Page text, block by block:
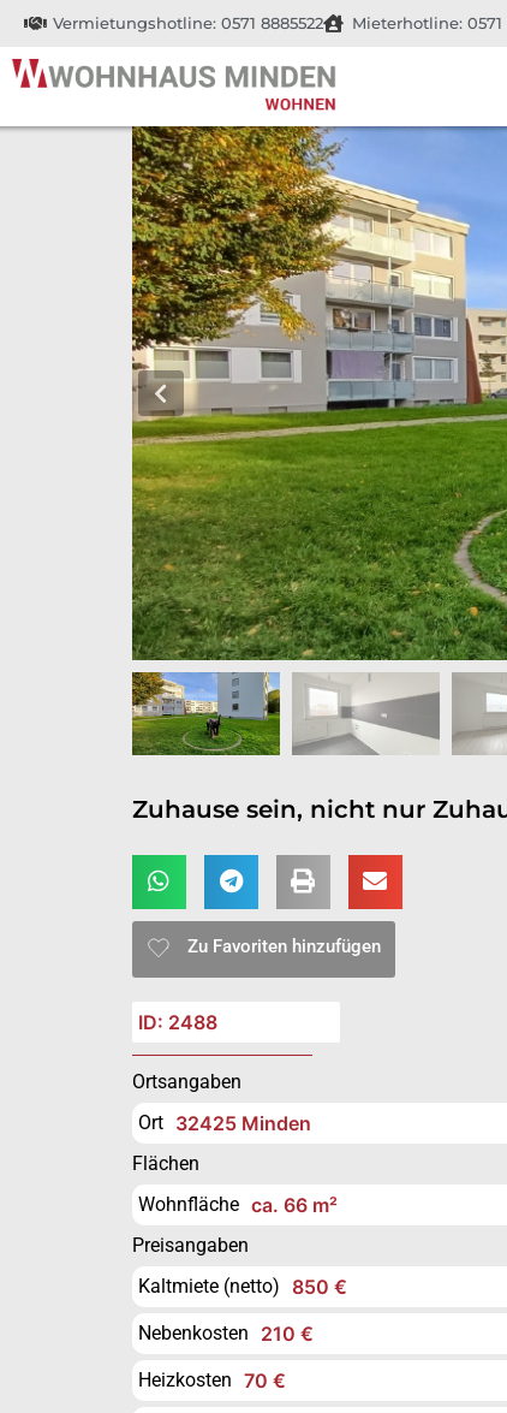
Vermietungshotline: 0571 8885522 Mieterhotline: 0571
Zuhause sein, nicht nur
Zu Favoriten hinzufügen
ID: 2488
Ortsangaben
Ort
32425 Minden
Flächen
Wohnfläche ca. 66 m²
Preisangaben
Kaltmiete (netto)
850 €
Nebenkosten 210 €
Heizkosten 70 €